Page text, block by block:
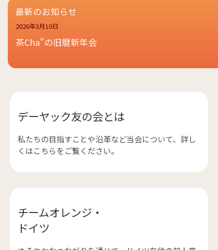
最新のお知らせ
2026年3月10日
茶Cha”の旧暦新年会
デーヤック友の会とは
私たちの目指すことや沿革など当会について、詳し
くはこちらをご覧ください。
チームオレンジ・
ドイツ